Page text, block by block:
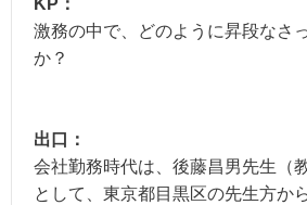
KP：
激務の中で、どのように昇段なさ
か？
出口：
会社勤務時代は、後藤昌男先生（
として、東京都目黒区の先生方か